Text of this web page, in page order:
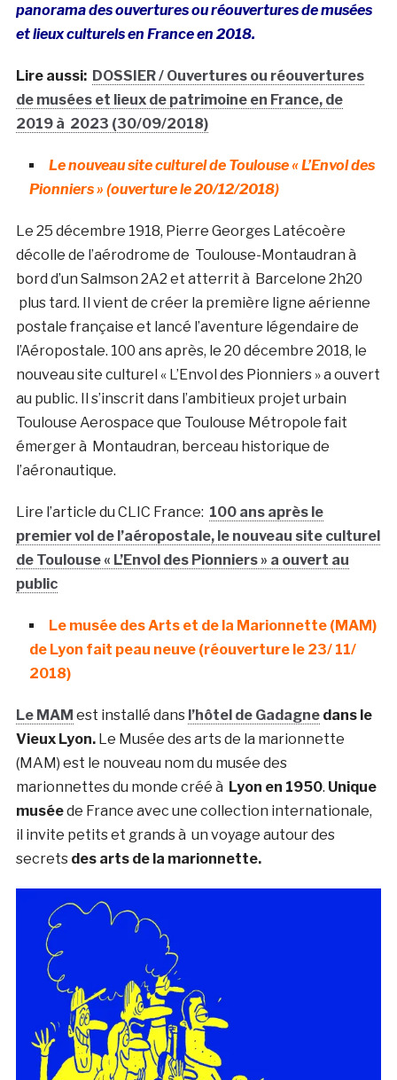
panorama des ouvertures ou réouvertures de musées
et lieux culturels en France en 2018.
Lire aussi: DOSSIER / Ouvertures ou réouvertures
de musées et lieux de patrimoine en France, de
2019 à 2023 (30/09/2018)
Le nouveau site culturel de Toulouse « L’Envol des
Pionniers » (ouverture le 20/12/2018)
Le 25 décembre 1918, Pierre Georges Latécoère
décolle de l’aérodrome de Toulouse-Montaudran à
bord d’un Salmson 2A2 et atterrit à Barcelone 2h20
plus tard. Il vient de créer la première ligne aérienne
postale française et lancé l’aventure légendaire de
l’Aéropostale. 100 ans après, le 20 décembre 2018, le
nouveau site culturel « L’Envol des Pionniers » a ouvert
au public. Il s’inscrit dans l’ambitieux projet urbain
Toulouse Aerospace que Toulouse Métropole fait
émerger à Montaudran, berceau historique de
l’aéronautique.
Lire l’article du CLIC France: 100 ans après le
premier vol de l’aéropostale, le nouveau site culturel
de Toulouse « L’Envol des Pionniers » a ouvert au
public
Le musée des Arts et de la Marionnette (MAM)
de Lyon fait peau neuve (réouverture le 23/ 11/
2018)
Le MAM est installé dans l’hôtel de Gadagnedans le
Vieux Lyon.Le Musée des arts de la marionnette
(MAM) est le nouveau nom du musée des
marionnettes du monde créé à Lyon en 1950. Unique
muséede France avec une collection internationale,
il invite petits et grands à un voyage autour des
secrets des arts de la marionnette.